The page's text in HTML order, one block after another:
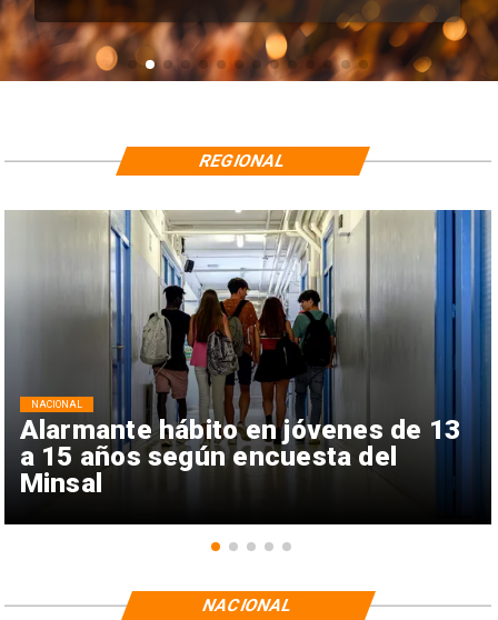
Alarmante hábito en jóvenes de 13
a 15 años según encuesta del
Minsal
NACIONAL
REGIONAL
NACIONAL